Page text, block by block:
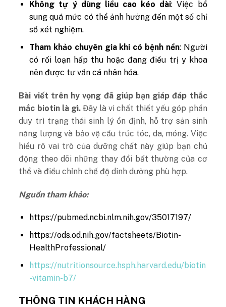
Không tự ý dùng liều cao kéo dài: Việc bổ
sung quá mức có thể ảnh hưởng đến một số chỉ
số xét nghiệm.
Tham khảo chuyên gia khi có bệnh nền: Người
có rối loạn hấp thu hoặc đang điều trị y khoa
nên được tư vấn cá nhân hóa.
Bài viết trên hy vọng đã giúp bạn giáp đáp thắc
mắc biotin là gì. Đây là vi chất thiết yếu góp phần
duy trì trạng thái sinh lý ổn định, hỗ trợ sản sinh
năng lượng và bảo vệ cấu trúc tóc, da, móng. Việc
hiểu rõ vai trò của dưỡng chất này giúp bạn chủ
động theo dõi những thay đổi bất thường của cơ
thể và điều chỉnh chế độ dinh dưỡng phù hợp.
Nguồn tham khảo:
https://pubmed.ncbi.nlm.nih.gov/35017197/
https://ods.od.nih.gov/factsheets/Biotin-
HealthProfessional/
https://nutritionsource.hsph.harvard.edu/biotin
-vitamin-b7/
THÔNG TIN KHÁCH HÀNG